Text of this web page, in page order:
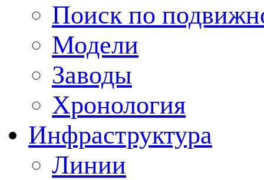
Поиск по
Модели
Заводы
Хронология
Инфраструктура
Линии